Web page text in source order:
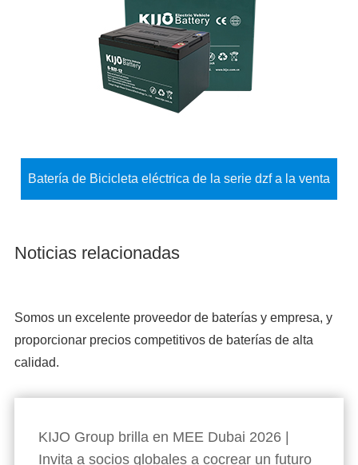
Batería de Bicicleta eléctrica de la serie dzf a la venta
Noticias relacionadas
Somos un excelente proveedor de baterías y empresa, y
proporcionar precios competitivos de baterías de alta
calidad.
KIJO Group brilla en MEE Dubai 2026 |
Invita a socios globales a cocrear un futuro